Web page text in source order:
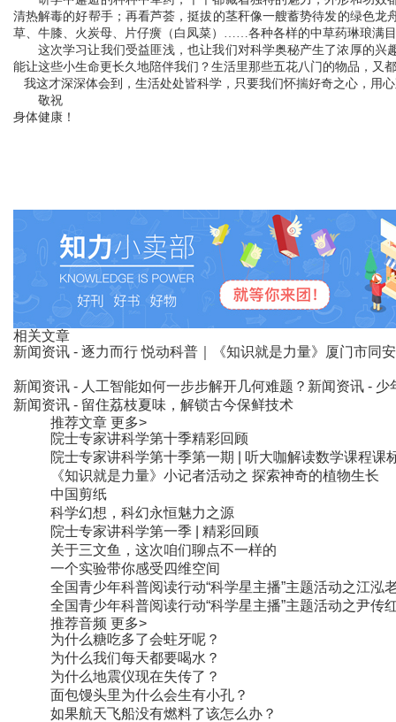
清热解毒的好帮手；再看芦荟，挺拔的茎秆像一艘蓄势待发的绿色
草、牛膝、火炭母、片仔癀（白凤菜） ……各种各样的中草药琳琅满目
这次学习让我们受益匪浅，也让我们对科学奥秘产生了浓厚的
能让这些小生命更长久地陪伴我们？生活里那些五花八门的物品，
我这才深深体会到，生活处处皆科学，只要我们怀揣好奇之心，用
敬祝
身体健康！
相关文章
新闻资讯 - 逐力而行 悦动科普｜《知识就是力量》厦门市同
新闻资讯 - 人工智能如何一步步解开几何难题？ 新闻资讯 - 少
新闻资讯 - 留住荔枝夏味，解锁古今保鲜技术
推荐文章 更多>
院士专家讲科学第十季精彩回顾
院士专家讲科学第十季第一期 | 听大咖解读数学课程课
《知识就是力量》小记者活动之 探索神奇的植物生长
中国剪纸
科学幻想，科幻永恒魅力之源
院士专家讲科学第一季 | 精彩回顾
关于三文鱼，这次咱们聊点不一样的
一个实验带你感受四维空间
全国青少年科普阅读行动“科学星主播”主题活动之江泓
全国青少年科普阅读行动“科学星主播”主题活动之尹传
推荐音频 更多>
为什么糖吃多了会蛀牙呢？
为什么我们每天都要喝水？
为什么地震仪现在失传了？
面包馒头里为什么会生有小孔？
如果航天飞船没有燃料了该怎么办？